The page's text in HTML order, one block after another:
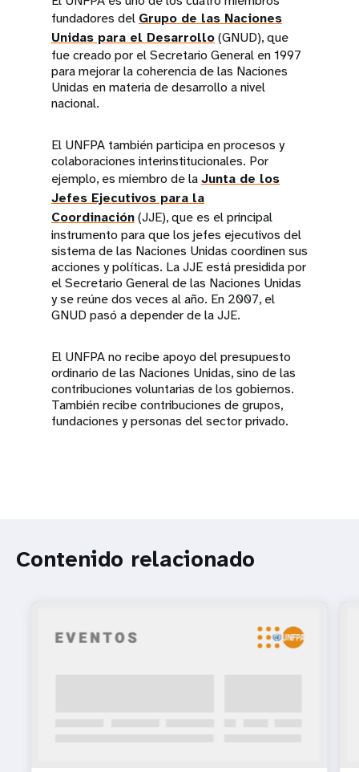
fundadores del Grupo de las Naciones
Unidas para el Desarrollo(GNUD), que
fue creado por el Secretario General en 1997
para mejorar la coherencia de las Naciones
Unidas en materia de desarrollo a nivel
nacional.
El UNFPA también participa en procesos y
colaboraciones interinstitucionales. Por
ejemplo, es miembro de laJunta de los
Jefes Ejecutivos para la
Coordinación(JJE), que es el principal
instrumento para que los jefes ejecutivos del
sistema de las Naciones Unidas coordinen sus
acciones y políticas. La JJE está presidida por
el Secretario General de las Naciones Unidas
y se reúne dos veces al año. En 2007, el
GNUD pasó a depender de la JJE.
El UNFPA no recibe apoyo del presupuesto
ordinario de las Naciones Unidas, sino de las
contribuciones voluntarias de los gobiernos.
También recibe contribuciones de grupos,
fundaciones y personas del sector privado.
Contenido relacionado